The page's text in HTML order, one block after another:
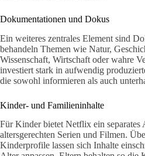
Dokumentationen und Dokus
Ein weiteres zentrales Element sind
behandeln Themen wie Natur,
Wissenschaft, Wirtschaft oder wahre
investiert stark in aufwendig
die sowohl informieren als auch
Kinder- und Familieninhalte
Für Kinder bietet Netflix ein separates
altersgerechten Serien und Filmen.
Kinderprofile lassen sich Inhalte